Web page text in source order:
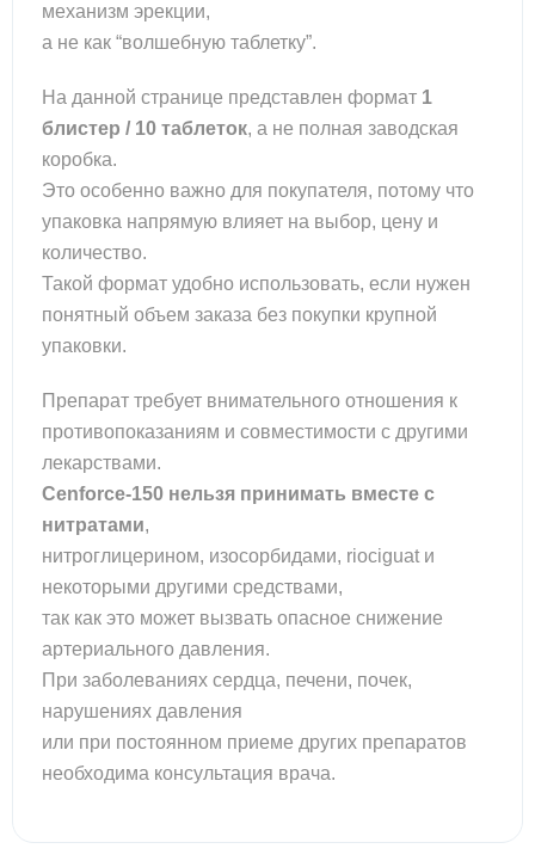
механизм эрекции,
а не как “волшебную таблетку”.
На данной странице представлен формат 1
блистер / 10 таблеток, а не полная заводская
коробка.
Это особенно важно для покупателя, потому что
упаковка напрямую влияет на выбор, цену и
количество.
Такой формат удобно использовать, если нужен
понятный объем заказа без покупки крупной
упаковки.
Препарат требует внимательного отношения к
противопоказаниям и совместимости с другими
лекарствами.
Cenforce-150 нельзя принимать вместе с
нитратами,
нитроглицерином, изосорбидами, riociguat и
некоторыми другими средствами,
так как это может вызвать опасное снижение
артериального давления.
При заболеваниях сердца, печени, почек,
нарушениях давления
или при постоянном приеме других препаратов
необходима консультация врача.